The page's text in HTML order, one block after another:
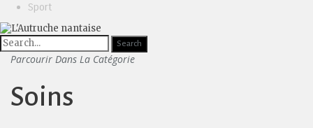
Sport
Parcourir Dans La Catégorie
Soins